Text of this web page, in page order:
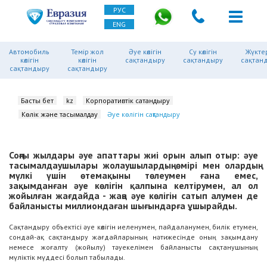
РУС
ENG
Автомобиль
көлігін
сақтандыру
Темір жол
көлігін
сақтандыру
Әуе көлігін
сақтандыру
Су көлігін
сақтандыру
Басты бет kz
Корпоративтік сақтандыру
Көлік және тасымалдау
Әуе көлігін сақтандыру
Соңғы жылдары әуе апаттары жиі орын алып отыр: әуе
тасымалдаушылары жолаушылардың өмірі мен олардың
мүлкі үшін өтемақыны төлеумен ғана емес,
зақымданған әуе көлігін қалпына келтірумен, ал ол
жойылған жағдайда - жаңа әуе көлігін сатып алумен де
байланысты миллиондаған шығындарға ұшырайды.
Сақтандыру объектісі әуе көлігін иеленумен, пайдаланумен, билік етумен,
сондай-ақ сақтандыру жағдайларының нәтижесінде оның зақымдану
немесе жоғалту (жойылу) тәуекелімен байланысты сақтанушының
мүліктік мүддесі болып табылады.